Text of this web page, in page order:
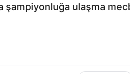
şampiyonluğa ulaşma